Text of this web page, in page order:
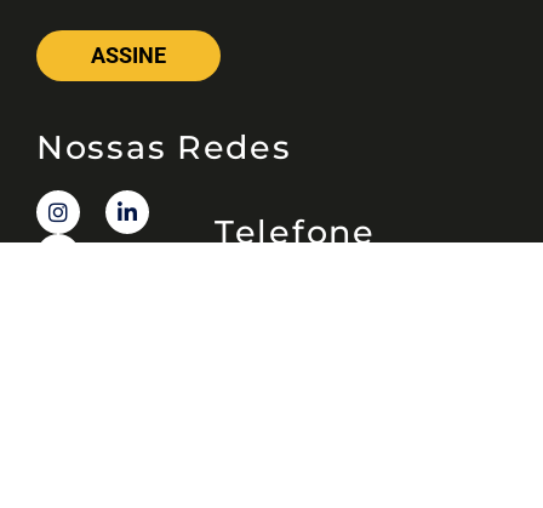
ASSINE
Nossas Redes
Telefone